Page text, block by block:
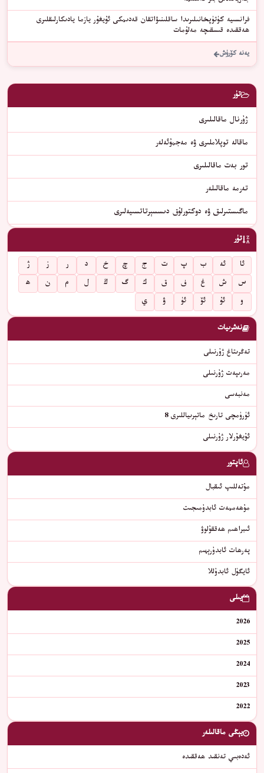
فرانسىيە كۈتۈپخانىلىرىدا ساقلىنىۋاتقان قەدىمكى ئۇيغۇر يازما يادىكارلىقلىرى
ھەققىدە قىسقىچە مەلۇمات
يەنە كۆرۈش
تۈر
ژۇرنال ماقالىلىرى
ماقالە توپلاملىرى ۋە مەجمۇئەلەر
تور بەت ماقالىلىرى
تەرمە ماقالىلەر
ماگىستىرلىق ۋە دوكتورلۇق دىسسېرتاتسىيەلىرى
تۈر
ئا ئە ب پ ت ج چ خ د ر ز
ژ
س
ش غ ف ق ك گ ڭ ل م ن
ھ
و
ئۇ ئۆ ئۈ ۋ ي
نەشرىيات
تەڭرىتاغ ژۇرنىلى
مەرىپەت ژۇرنىلى
مەنبەسى
ئۈرۈمچى تارىخ ماتېرىياللىرى 8
ئۇيغۇرلار ژۇرنىلى
ئاپتور
مۇتەللىپ ئىقبال
ﻣﯘﮬﻪﻣﻤﻪﺕ ﺋﺎﺑﺪﯗﻣﯩﺠﯩﺖ
ئىبراھىم ھەققۇلوۋ
پەرھات ئابدۇرېھىم
ئايگۈل ئابدۇللا
يىلى
2026
2025
2024
2023
2022
يېڭى ماقالىلەر
ئەدەبىي تەنقىد ھەققىدە